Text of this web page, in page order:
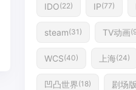
IDO(22) IP(77)
steam(31) TV动画
WCS(40) 上海(24)
凹凸世界(18) 剧场版